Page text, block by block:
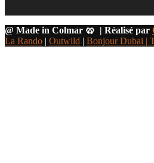
@ Made in Colmar 🥨 | Réalisé par
La Rando | Outwild | Bonjour Dubai |